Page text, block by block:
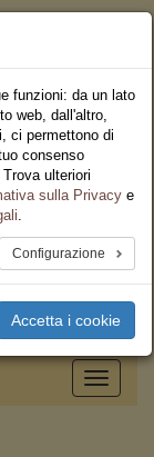
Servizi
Iscriviti
Ricerca
Area Stampa
Privacy
USB
Toggle
funzioni: da un lato
web, dall'altro,
ci permettono di
consenso
ulteriori
sulla Privacy e
.
Configurazione
Accetta i cookie